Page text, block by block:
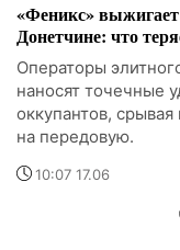
«Феникс»
Донетчине: что
Операторы
наносят точечные
оккупантов,
на передовую.
10:07 17.06